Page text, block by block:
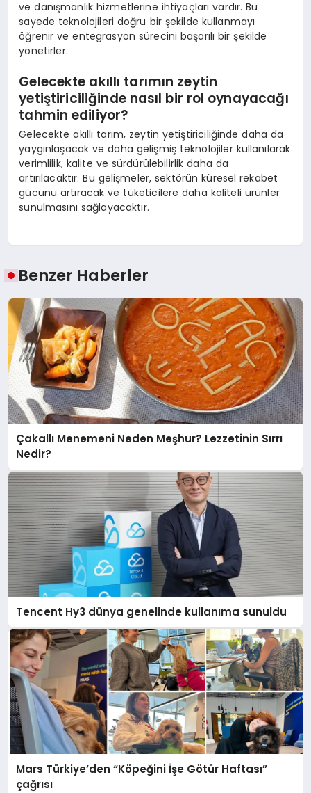
ve danışmanlık hizmetlerine ihtiyaçları vardır. Bu
sayede teknolojileri doğru bir şekilde kullanmayı
öğrenir ve entegrasyon sürecini başarılı bir şekilde
yönetirler.
Gelecekte akıllı tarımın zeytin
yetiştiriciliğinde nasıl bir rol oynayacağı
tahmin ediliyor?
Gelecekte akıllı tarım, zeytin yetiştiriciliğinde daha da
yaygınlaşacak ve daha gelişmiş teknolojiler kullanılarak
verimlilik, kalite ve sürdürülebilirlik daha da
artırılacaktır. Bu gelişmeler, sektörün küresel rekabet
gücünü artıracak ve tüketicilere daha kaliteli ürünler
sunulmasını sağlayacaktır.
Benzer Haberler
Çakallı Menemeni Neden Meşhur? Lezzetinin Sırrı
Nedir?
Tencent Hy3 dünya genelinde kullanıma sunuldu
Mars Türkiye’den “Köpeğini İşe Götür Haftası”
çağrısı